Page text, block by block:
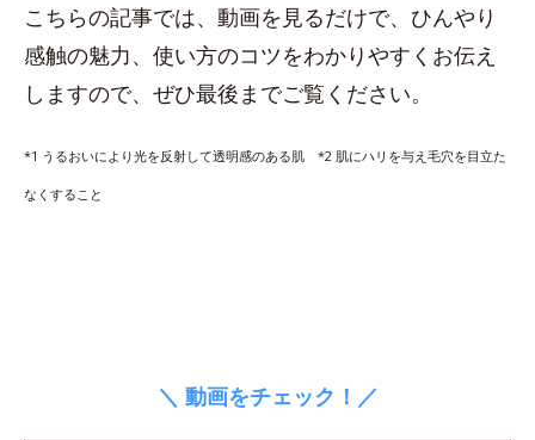
こちらの記事では、動画を見るだけで、ひんやり
感触の魅力、使い方のコツをわかりやすくお伝え
しますので、ぜひ最後までご覧ください。
*1 うるおいにより光を反射して透明感のある肌 *2 肌にハリを与え毛穴を目立た
なくすること
＼ 動画をチェック！／